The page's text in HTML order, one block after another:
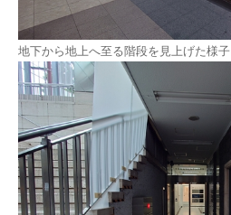
地下から地上へ至る階段を見上げた様子